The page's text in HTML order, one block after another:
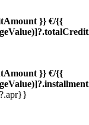
}} €/{{
}} €/{{